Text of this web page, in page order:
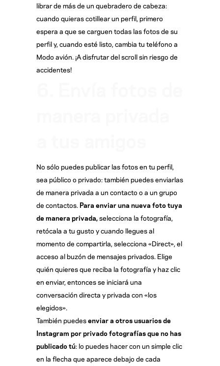
librar de más de un quebradero de cabeza:
cuando quieras cotillear un perfil, primero
espera a que se carguen todas las fotos de su
perfil y, cuando esté listo, cambia tu teléfono a
Modo avión. ¡A disfrutar del scroll sin riesgo de
accidentes!
No sólo puedes publicar las fotos en tu perfil,
sea público o privado: también puedes enviarlas
de manera privada a un contacto o a un grupo
de contactos. Para enviar una nueva foto tuya
de manera privada,selecciona la fotografía,
retócala a tu gusto y cuando llegues al
momento de compartirla, selecciona «Direct», el
acceso al buzón de mensajes privados. Elige
quién quieres que reciba la fotografía y haz clic
en enviar, entonces se iniciará una
conversación directa y privada con «los
elegidos».
También puedesenviar a otros usuarios de
Instagram por privado fotografías que no has
publicado tú: lo puedes hacer con un simple clic
en la flecha que aparece debajo de cada